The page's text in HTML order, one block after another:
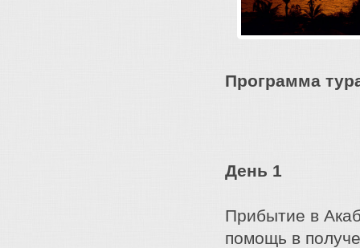
Программа
День 1
Прибытие в
помощь в